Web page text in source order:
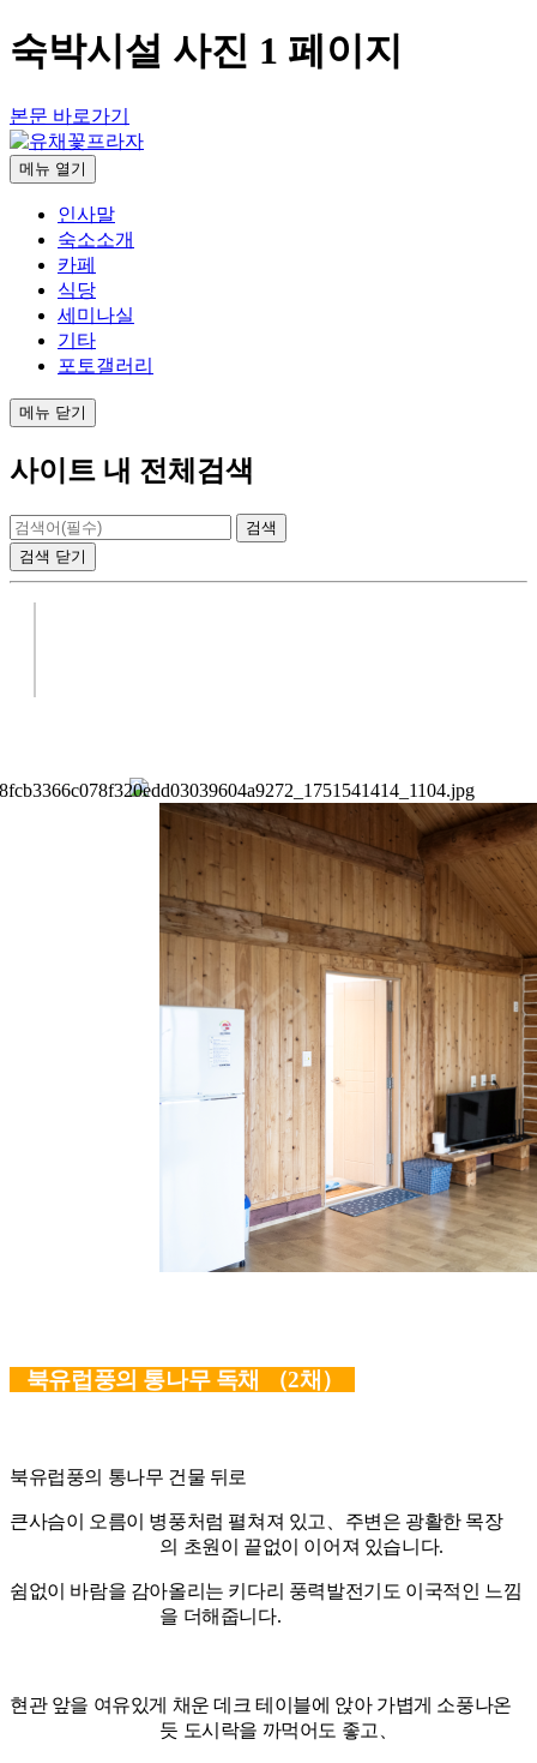
숙박시설 사진 1 페이지
본문 바로가기
메뉴 열기
인사말
숙소소개
카페
식당
세미나실
기타
포토갤러리
메뉴 닫기
사이트 내 전체검색
검색 닫기
북유럽풍의 통나무 독채 （2채）
북유럽풍의 통나무 건물 뒤로
큰사슴이 오름이 병풍처럼 펼쳐져 있고、주변은 광활한 목장
의 초원이 끝없이 이어져 있습니다.
쉼없이 바람을 감아올리는 키다리 풍력발전기도 이국적인 느낌
을 더해줍니다.
현관 앞을 여유있게 채운 데크 테이블에 앉아 가볍게 소풍나온
듯 도시락을 까먹어도 좋고、